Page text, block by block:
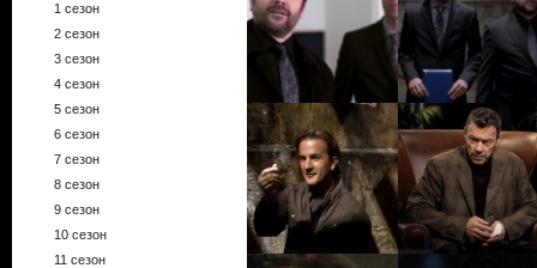
1 сезон
2 сезон
3 сезон
4 сезон
5 сезон
6 сезон
7 сезон
8 сезон
9 сезон
10 сезон
11 сезон